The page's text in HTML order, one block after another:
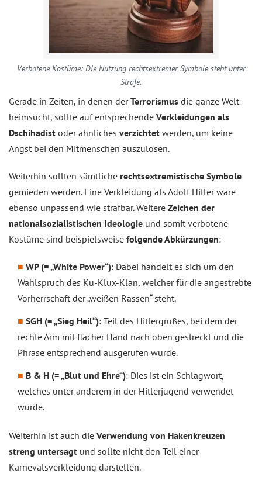
Verbotene Kostüme: Die Nutzung rechtsextremer Symbole steht unter
Strafe.
Gerade in Zeiten, in denen derTerrorismus die ganze Welt
heimsucht, sollte auf entsprechende Verkleidungen als
Dschihadist oder ähnliches verzichtet werden, um keine
Angst bei den Mitmenschen auszulösen.
Weiterhin sollten sämtliche rechtsextremistische Symbole
gemieden werden. Eine Verkleidung als Adolf Hitler wäre
ebenso unpassend wie strafbar. Weitere Zeichen der
nationalsozialistischen Ideologie und somit verbotene
Kostüme sind beispielsweise folgende Abkürzungen:
WP (= „White Power“): Dabei handelt es sich um den
Wahlspruch des Ku-Klux-Klan, welcher für die angestrebte
Vorherrschaft der „weißen Rassen“ steht.
SGH (= „Sieg Heil“): Teil des Hitlergrußes, bei dem der
rechte Arm mit flacher Hand nach oben gestreckt und die
Phrase entsprechend ausgerufen wurde.
B & H (= „Blut und Ehre“): Dies ist ein Schlagwort,
welches unter anderem in der Hitlerjugend verwendet
wurde.
Weiterhin ist auch die Verwendung von Hakenkreuzen
streng untersagt und sollte nicht den Teil einer
Karnevalsverkleidung darstellen.